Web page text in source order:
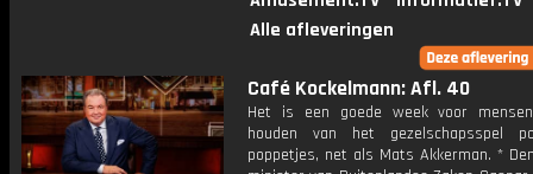
Alle afleveringen
Café Kockelmann: Afl. 40
Het is een goede week voor
houden van het gezelschapsspel
poppetjes, net als Mats Akkerman. *